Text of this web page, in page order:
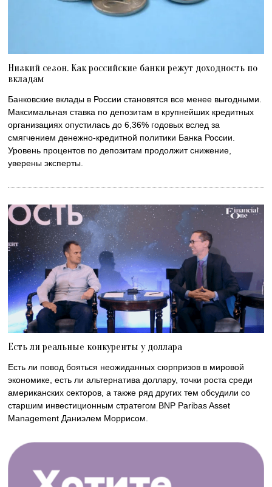
Низкий сезон. Как российские банки режут доходность по
вкладам
Банковские вклады в России становятся все менее выгодными.
Максимальная ставка по депозитам в крупнейших кредитных
организациях опустилась до 6,36% годовых вслед за
смягчением денежно-кредитной политики Банка России.
Уровень процентов по депозитам продолжит снижение,
уверены эксперты.
Есть ли реальные конкуренты у доллара
Есть ли повод бояться неожиданных сюрпризов в мировой
экономике, есть ли альтернатива доллару, точки роста среди
американских секторов, а также ряд других тем обсудили со
старшим инвестиционным стратегом BNP Paribas Asset
Management Даниэлем Моррисом.